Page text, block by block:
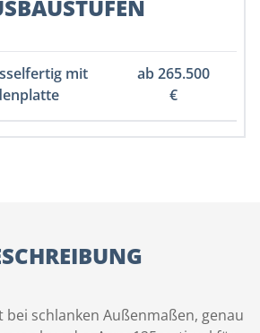
mit
ab 265.500
€
schlanken Außenmaßen, genau